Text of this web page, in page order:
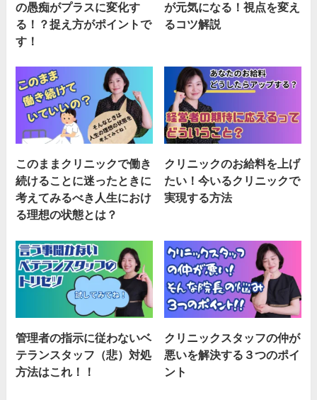
の愚痴がプラスに変化す
る！？捉え方がポイントで
す！
が元気になる！視点を変え
るコツ解説
このままクリニックで働き
続けることに迷ったときに
考えてみるべき人生におけ
る理想の状態とは？
クリニックのお給料を上げ
たい！今いるクリニックで
実現する方法
管理者の指示に従わないベ
テランスタッフ（悲）対処
方法はこれ！！
クリニックスタッフの仲が
悪いを解決する３つのポイ
ント